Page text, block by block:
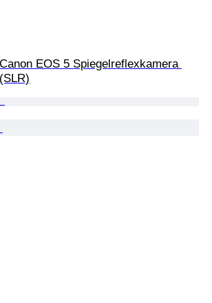
Canon EOS 5 Spiegelreflexkamera
(SLR)